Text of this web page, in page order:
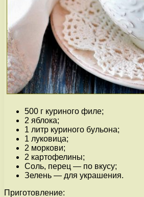
500 г куриного филе;
2 яблока;
1 литр куриного бульона;
1 луковица;
2 моркови;
2 картофелины;
Соль, перец — по вкусу;
Зелень — для украшения.
Приготовление: